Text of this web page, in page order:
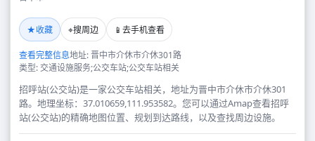
★收藏 ⌖搜周边 📱 去手机查看
查看完整信息地址: 晋中市介休市介休301路
类型: 交通设施服务;公交车站;公交车站相关
招呼站(公交站)是一家公交车站相关，地址为晋中市介休市介休301
路。地理坐标：37.010659,111.953582。您可以通过Amap查看招呼
站(公交站)的精确地图位置、规划到达路线，以及查找周边设施。